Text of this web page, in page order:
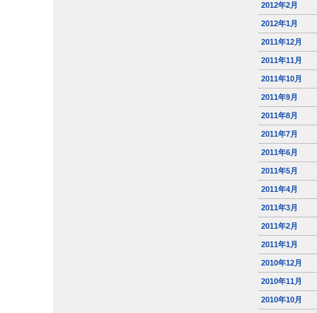
2012年2月
2012年1月
2011年12月
2011年11月
2011年10月
2011年9月
2011年8月
2011年7月
2011年6月
2011年5月
2011年4月
2011年3月
2011年2月
2011年1月
2010年12月
2010年11月
2010年10月